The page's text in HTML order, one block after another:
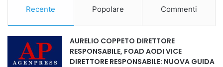
In risposta alle indicazioni presidenziali, la NEA ha
annunciato l’annullamento dei risultati in 19 distretti
elettorali, distribuiti in 7 governatorati tra i 14 coinvolti
Recente Popolare Commenti
AURELIO COPPETO DIRETTORE
RESPONSABILE, FOAD AODI VICE
DIRETTORE RESPONSABILE: NUOVA GUIDA